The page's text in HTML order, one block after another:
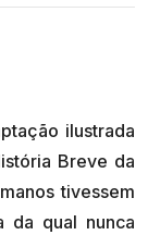
ilustrada
Breve da
tivessem
da qual nunca